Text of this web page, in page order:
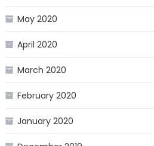
May 2020
April 2020
March 2020
February 2020
January 2020